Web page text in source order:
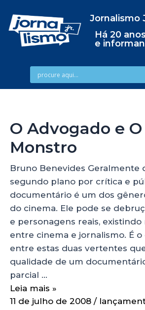
Jornalismo
Há 20
e
O Advogado e O
Monstro
Bruno Benevides Geralmente
segundo plano por crítica e
documentário é um dos
do cinema. Ele pode se
e personagens reais,
entre cinema e jornalismo. É
entre estas duas vertentes
qualidade de um
parcial …
Leia mais »
11 de julho de 2008 /